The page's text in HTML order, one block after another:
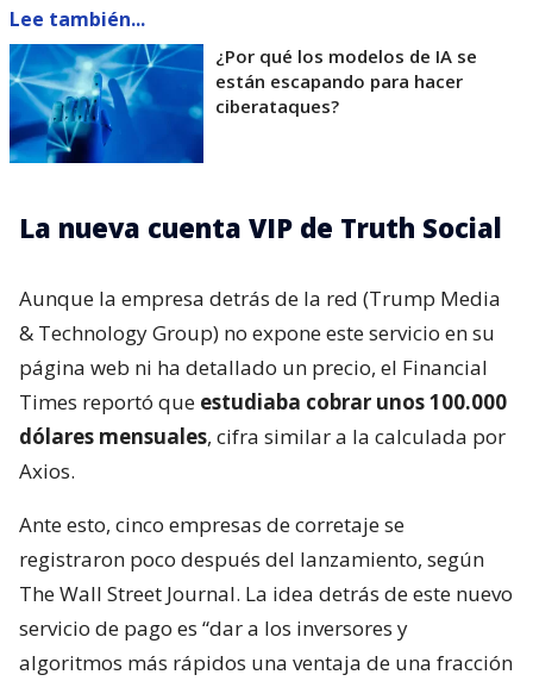
Lee también...
¿Por qué los modelos de IA se
están escapando para hacer
ciberataques?
La nueva cuenta VIP de Truth Social
Aunque la empresa detrás de la red (Trump Media
& Technology Group) no expone este servicio en su
página web ni ha detallado un precio, el Financial
Times reportó que estudiaba cobrar unos 100.000
dólares mensuales, cifra similar a la calculada por
Axios.
Ante esto, cinco empresas de corretaje se
registraron poco después del lanzamiento, según
The Wall Street Journal. La idea detrás de este nuevo
servicio de pago es “dar a los inversores y
algoritmos más rápidos una ventaja de una fracción